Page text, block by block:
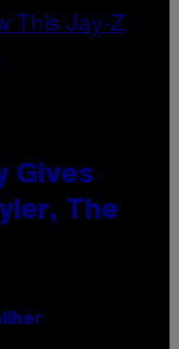
Gives
The